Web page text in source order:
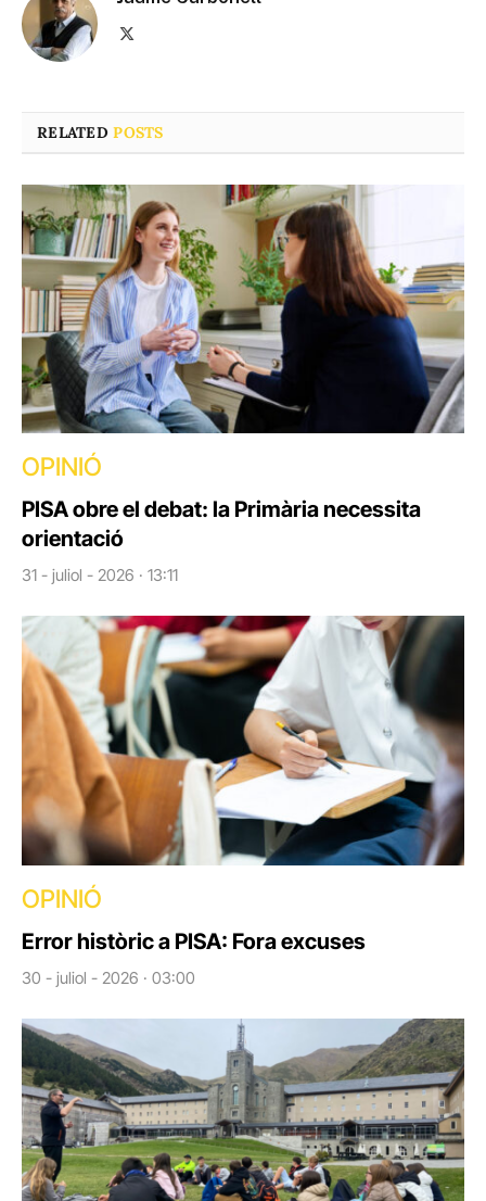
RELATEDPOSTS
OPINIÓ
PISA obre el debat: la Primària necessita
orientació
31 - juliol - 2026 · 13:11
OPINIÓ
Error històric a PISA: Fora excuses
30 - juliol - 2026 · 03:00